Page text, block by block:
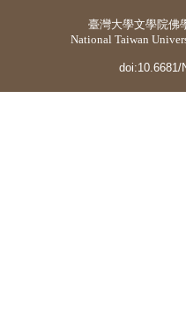
臺灣大學文學院佛
National Taiwan
doi:10.6681/